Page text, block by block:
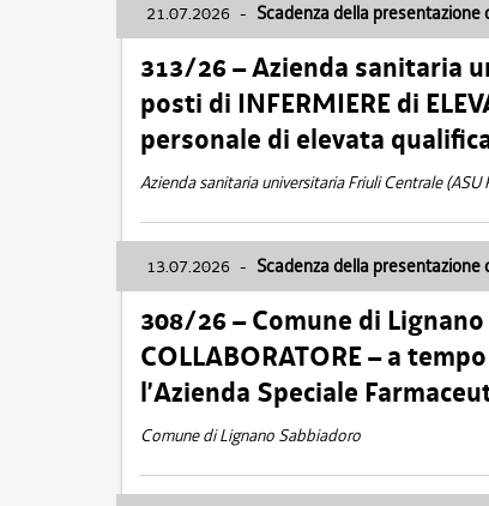
21.07.2026 - Scadenza della
313/26 – Azienda sanitaria
posti di INFERMIERE di
personale di elevata
Azienda sanitaria universitaria Friuli Centrale (ASU
13.07.2026 - Scadenza della
308/26 – Comune di
COLLABORATORE – a
l’Azienda Speciale
Comune di Lignano Sabbiadoro